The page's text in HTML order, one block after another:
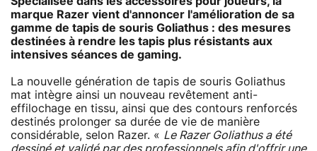
marque Razer vient d'annoncer l'amélioration de sa
gamme de tapis de souris Goliathus : des mesures
destinées à rendre les tapis plus résistants aux
intensives séances de gaming.
La nouvelle génération de tapis de souris Goliathus
mat intègre ainsi un nouveau revêtement anti-
effilochage en tissu, ainsi que des contours renforcés
destinés prolonger sa durée de vie de manière
considérable, selon Razer. « Le Razer Goliathus a été
dessiné et validé par des professionnels afin d'offrir une